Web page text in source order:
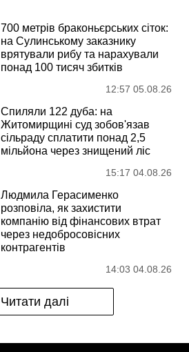
700 метрів браконьєрських сіток:
на Сулинському заказнику
врятували рибу та нарахували
понад 100 тисяч збитків
12:57 05.08.26
Спиляли 122 дуба: на
Житомирщині суд зобов'язав
сільраду сплатити понад 2,5
мільйона через знищений ліс
15:17 04.08.26
Людмила Герасименко
розповіла, як захистити
компанію від фінансових втрат
через недобросовісних
контрагентів
14:03 04.08.26
Читати далі